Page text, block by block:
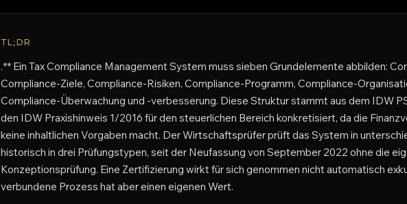
TL;DR
.** Ein Tax Compliance Management System muss sieben Grundelemente abbilden:
Compliance-Ziele, Compliance-Risiken, Compliance-Programm, Compliance-
Compliance-Überwachung und -verbesserung. Diese Struktur stammt aus dem IDW
den IDW Praxishinweis 1/2016 für den steuerlichen Bereich konkretisiert, da die
keine inhaltlichen Vorgaben macht. Der Wirtschaftsprüfer prüft das System in
historisch in drei Prüfungstypen, seit der Neufassung von September 2022 ohne die
Konzeptionsprüfung. Eine Zertifizierung wirkt für sich genommen nicht automatisch
verbundene Prozess hat aber einen eigenen Wert.